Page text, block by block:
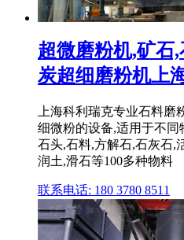
超微磨粉机,矿石
炭超细磨粉机上
上海科利瑞克专业石料磨
细微粉的设备,适用于不
石头,石料,方解石,石灰石,
润土,滑石等100多种物料
联系电话: 180 3780 8511